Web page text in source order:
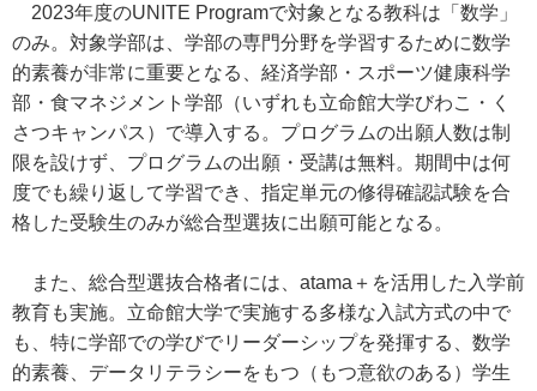
2023年度のUNITE Programで対象となる教科は「数学」
のみ。対象学部は、学部の専門分野を学習するために数学
的素養が非常に重要となる、経済学部・スポーツ健康科学
部・食マネジメント学部（いずれも立命館大学びわこ・く
さつキャンパス）で導入する。プログラムの出願人数は制
限を設けず、プログラムの出願・受講は無料。期間中は何
度でも繰り返して学習でき、指定単元の修得確認試験を合
格した受験生のみが総合型選抜に出願可能となる。
また、総合型選抜合格者には、atama＋を活用した入学前
教育も実施。立命館大学で実施する多様な入試方式の中で
も、特に学部での学びでリーダーシップを発揮する、数学
的素養、データリテラシーをもつ（もつ意欲のある）学生